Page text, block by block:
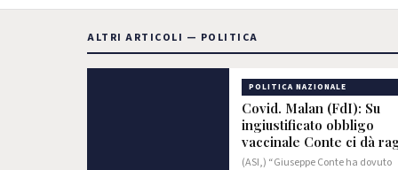
ALTRI ARTICOLI — POLITICA
POLITICA NAZIONALE
Covid. Malan (FdI): Su
ingiustificato obbligo
vaccinale Conte ci dà
(ASI,) “Giuseppe Conte ha dovuto